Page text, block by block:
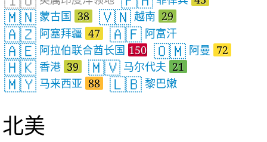
🇲🇳 蒙古国 38 🇻🇳 越南 29
🇦🇿 阿塞拜疆 47 🇦🇫 阿富汗
🇦🇪 阿拉伯联合酋长国 150 🇴🇲 阿曼 72
🇭🇰 香港 39 🇲🇻 马尔代夫 21
🇲🇾 马来西亚 88 🇱🇧 黎巴嫩
北美